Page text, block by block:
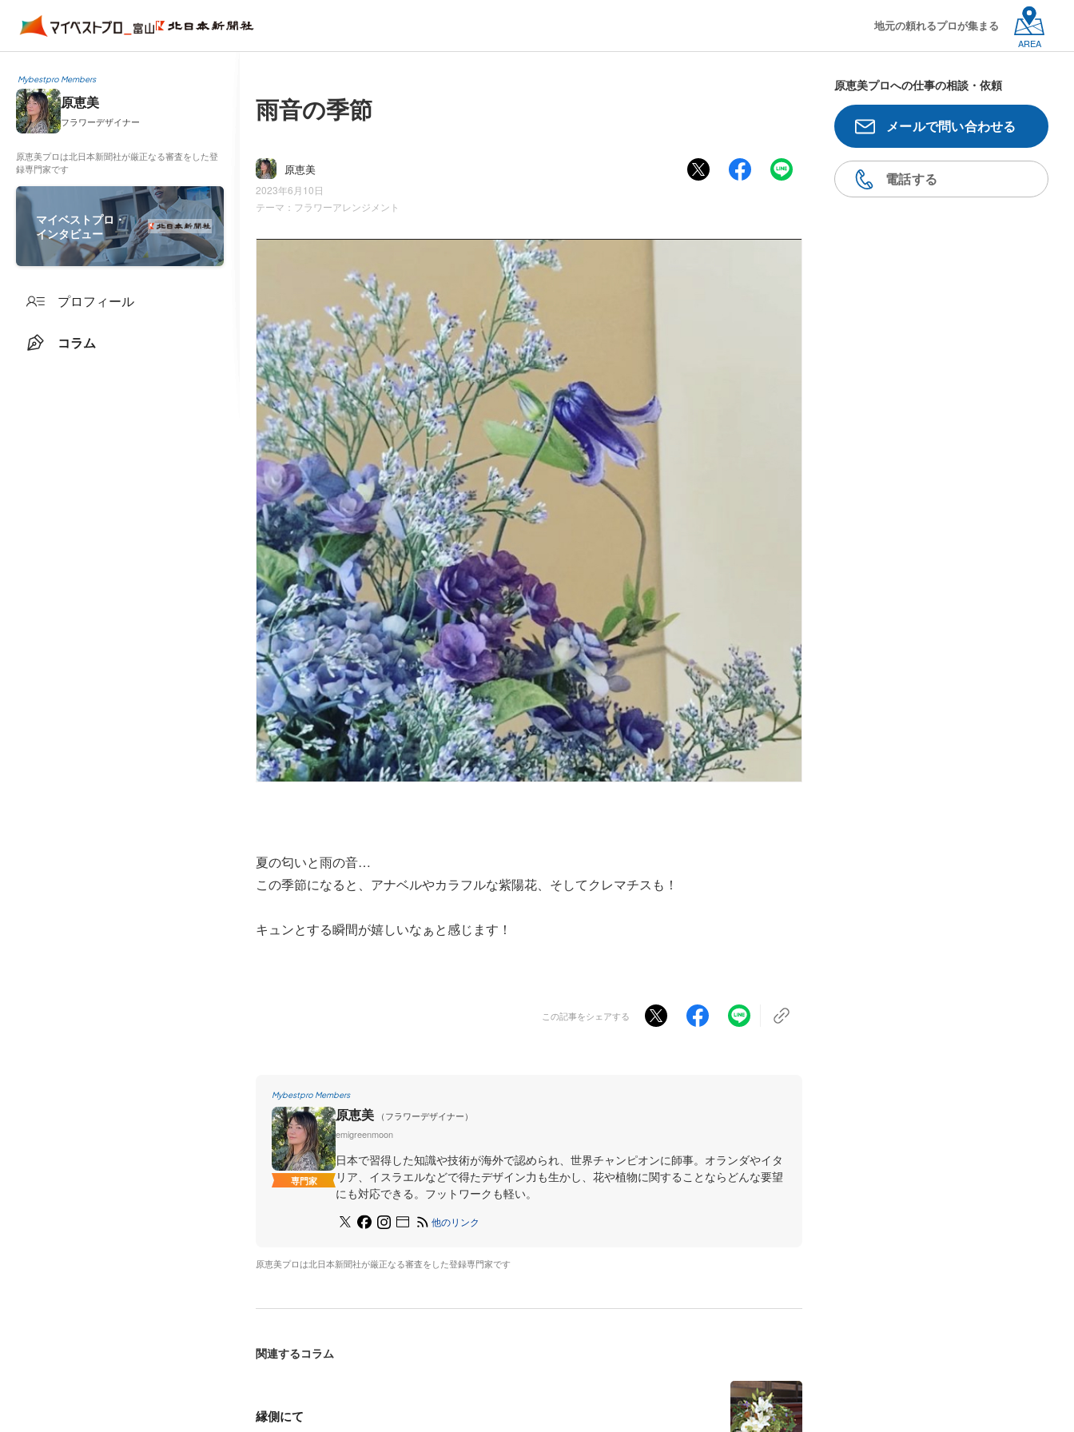
地元の頼れるプロが集まる
AREA
Mybestpro Members
原恵美
フラワーデザイナー
原恵美プロは北日本新聞社が厳正なる審査をした登
録専門家です
マイベストプロ・
インタビュー
プロフィール
コラム
雨音の季節
原恵美
2023年6月10日
テーマ： フラワーアレンジメント
夏の匂いと雨の音…
この季節になると、アナベルやカラフルな紫陽花、そしてクレマチスも！
キュンとする瞬間が嬉しいなぁと感じます！
この記事をシェアする
Mybestpro Members
専門家
原恵美
（フラワーデザイナー）
emigreenmoon
日本で習得した知識や技術が海外で認められ、世界チャンピオンに師事。オランダやイタ
リア、イスラエルなどで得たデザイン力も生かし、花や植物に関することならどんな要望
にも対応できる。フットワークも軽い。
他のリンク
原恵美プロは北日本新聞社が厳正なる審査をした登録専門家です
関連するコラム
縁側にて
原恵美プロへの仕事の相談・依頼
メールで問い合わせる
電話する